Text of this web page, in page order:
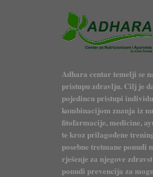
Adhara centar temelji se
pristupu zdravlju. Cilj je
pojedincu pristupi
kombinacijom znanja iz
fitofarmacije, medicine,
te kroz prilagođene
posebne tretmane ponudi
rješenje za njegove
ponudi prevencija za